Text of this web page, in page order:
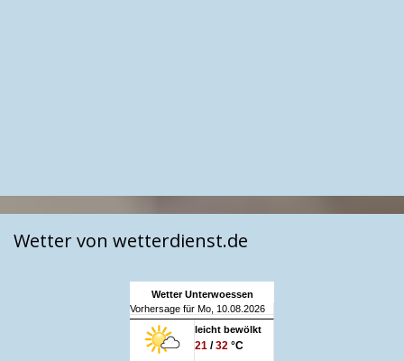
Wetter von wetterdienst.de
Wetter Unterwoessen
Vorhersage für Mo, 10.08.2026
leicht bewölkt
21 /32 °C